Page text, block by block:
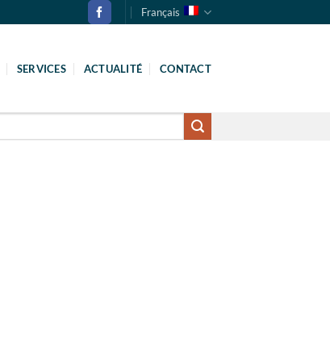
Français
SERVICES ACTUALITÉ CONTACT